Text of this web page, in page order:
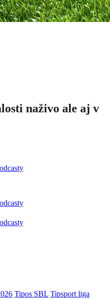
naživo ale aj v
Tipos SBL Tipsport liga